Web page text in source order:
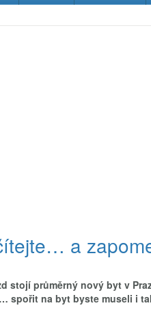
a
stojí průměrný nový byt v
spořit na byt byste museli i